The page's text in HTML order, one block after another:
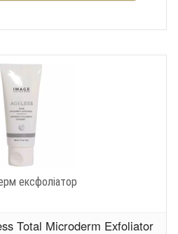
ексфоліатор
Total Microderm Exfoliator